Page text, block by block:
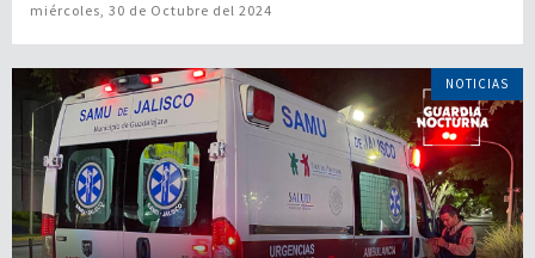
miércoles, 30 de Octubre del 2024
NOTICIAS